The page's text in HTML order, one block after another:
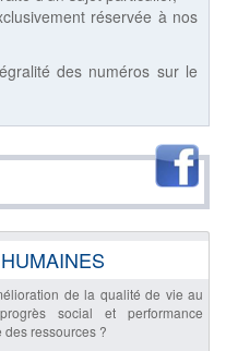
réservée à nos
des numéros sur le
de la qualité de vie au
social et performance
ressources ?